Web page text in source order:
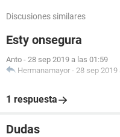
Discusiones similares
Esty onsegura
Anto - 28 sep 2019 a las 01:59
Hermanamayor - 28 sep 2019
1 respuesta
Dudas